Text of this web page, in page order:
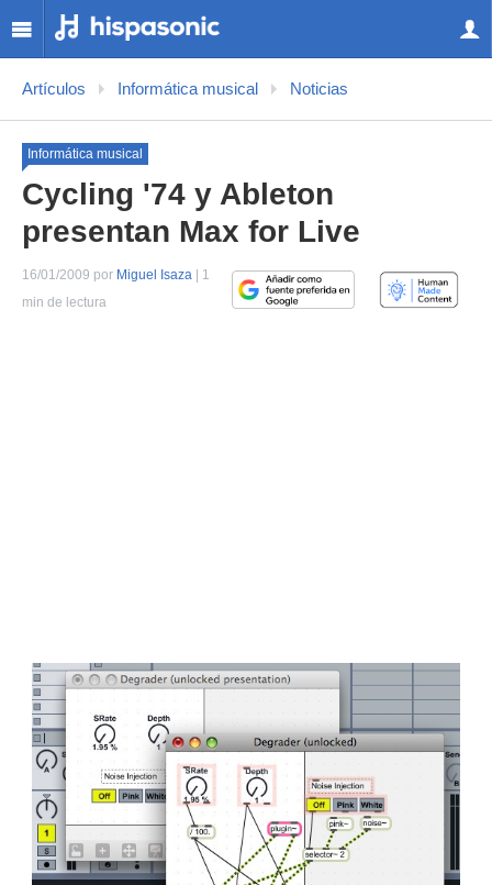
Artículos Informática musical Noticias
Informática musical
Cycling '74 y Ableton
presentan Max for Live
16/01/2009 por Miguel Isaza | 1
min de lectura